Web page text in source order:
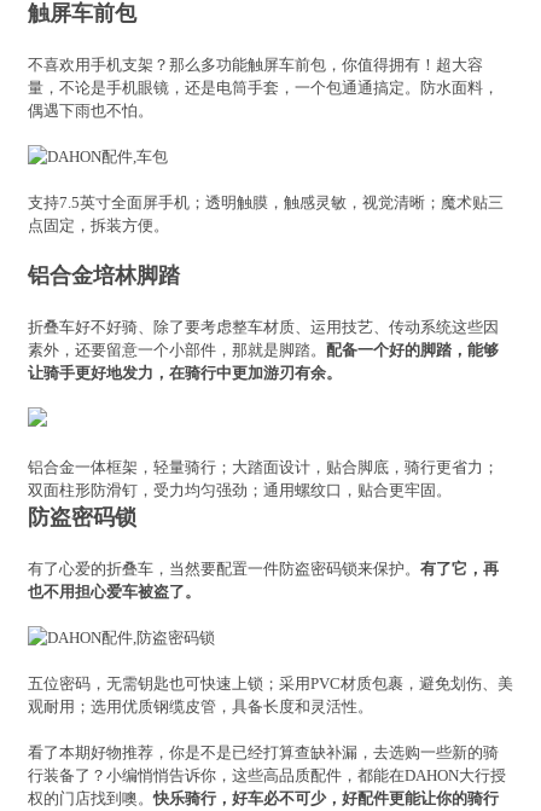
触屏车前包
不喜欢用手机支架？那么多功能触屏车前包，你值得拥有！超大容
量，不论是手机眼镜，还是电筒手套，一个包通通搞定。防水面料，
偶遇下雨也不怕。
支持7.5英寸全面屏手机；透明触膜，触感灵敏，视觉清晰；魔术贴三
点固定，拆装方便。
铝合金培林脚踏
折叠车好不好骑、除了要考虑整车材质、运用技艺、传动系统这些因
素外，还要留意一个小部件，那就是脚踏。 配备一个好的脚踏，能够
让骑手更好地发力，在骑行中更加游刃有余。
铝合金一体框架，轻量骑行；大踏面设计，贴合脚底，骑行更省力；
双面柱形防滑钉，受力均匀强劲；通用螺纹口，贴合更牢固。
防盗密码锁
有了心爱的折叠车，当然要配置一件防盗密码锁来保护。 有了它，再
也不用担心爱车被盗了。
五位密码，无需钥匙也可快速上锁；采用PVC材质包裹，避免划伤、美
观耐用；选用优质钢缆皮管，具备长度和灵活性。
看了本期好物推荐，你是不是已经打算查缺补漏，去选购一些新的骑
行装备了？小编悄悄告诉你，这些高品质配件，都能在DAHON大行授
权的门店找到噢。快乐骑行，好车必不可少，好配件更能让你的骑行